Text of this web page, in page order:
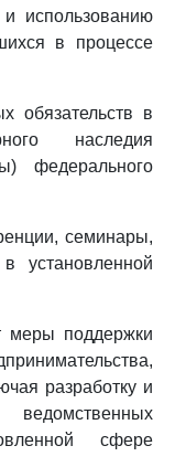
использованию
в процессе
обязательств в
наследия
федерального
семинары,
установленной
меры поддержки
разработку и
сфере